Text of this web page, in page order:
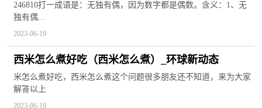
246810打一成语是：无独有偶，因为数字都是偶数。含义：1、无
独有偶...
2023-06-19
西米怎么煮好吃（西米怎么煮）_环球新动态
米怎么煮好吃，西米怎么煮这个问题很多朋友还不知道，来为大家
解答以上
2023-06-19